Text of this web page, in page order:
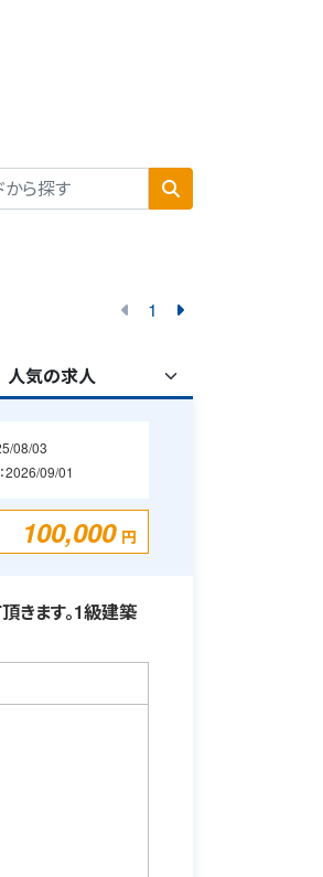
1
08/03
2026/09/01
100,000 円
きます。1級建築